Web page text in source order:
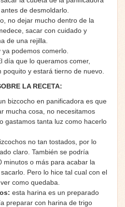
de desmoldarlo.
no dejar mucho dentro de la
sacar con cuidado y
de una rejilla.
podemos comerlo.
día que lo queramos comer,
y estará tierno de nuevo.
LA RECETA:
bizcocho en panificadora es que
mucha cosa, no necesitamos
gastamos tanta luz como hacerlo
no tan tostados, por lo
claro. También se podría
minutos o más para acabar la
Pero lo hice tal cual con el
como quedaba.
esta harina es un preparado
preparar con harina de trigo